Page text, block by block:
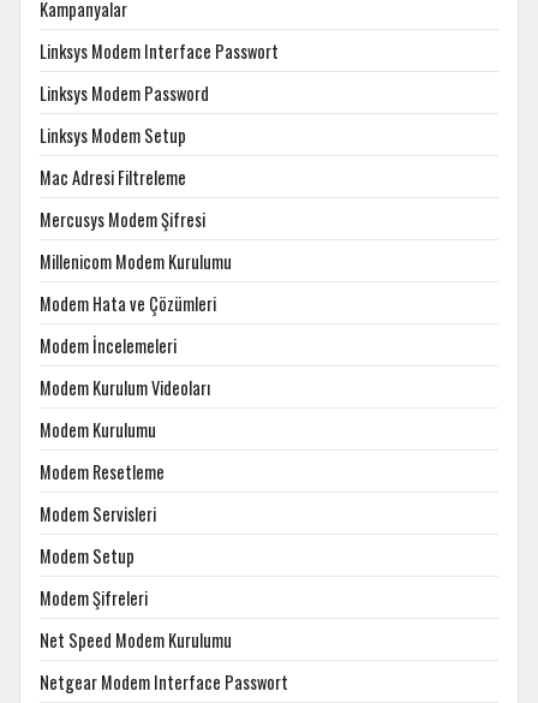
Kampanyalar
Linksys Modem Interface Passwort
Linksys Modem Password
Linksys Modem Setup
Mac Adresi Filtreleme
Mercusys Modem Şifresi
Millenicom Modem Kurulumu
Modem Hata ve Çözümleri
Modem İncelemeleri
Modem Kurulum Videoları
Modem Kurulumu
Modem Resetleme
Modem Servisleri
Modem Setup
Modem Şifreleri
Net Speed Modem Kurulumu
Netgear Modem Interface Passwort